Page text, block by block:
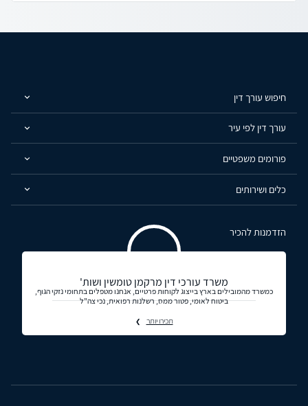
חיפוש עורך דין
עורך דין לפי עיר
פורומים משפטיים
כלים ושירותים
הזדמנות להכיר
משרד עורכי דין מרקמן טומשין ושות'
כמשרד מהמובילים בארץ בייצוג לקוחות פרטיים, אנחנו מטפלים בתחומי נזקי הגוף,
ביטוח לאומי, פטור ממס, רשלנות רפואית, נכי צה"ל
תכירו יותר